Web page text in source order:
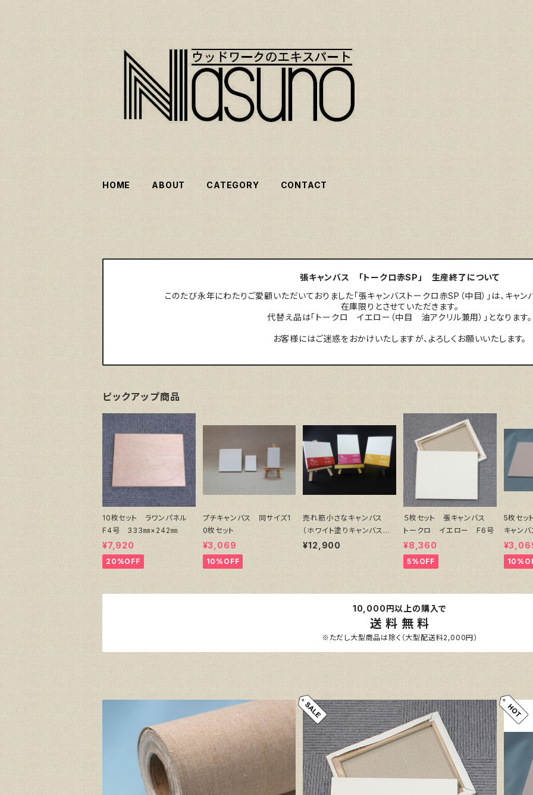
HOME ABOUT CATEGORY CONTACT
張キャンバス 「トークロ赤SP」 生産終了について
このたび永年にわたりご愛顧いただいておりました「張キャンバストークロ赤SP（中目）」は、キャ
在庫限りとさせていただきます。
代替え品は「トークロ イエロー（中目 油アクリル兼用）」となります。
お客様にはご迷惑をおかけいたしますが、よろしくお願いいたします。
ピックアップ商品
10枚セット ラワンパネル
F4号 333㎜×242㎜
¥7,920
20%OFF
プチキャンバス 同サイズ1
0枚セット
¥3,069
10%OFF
売れ筋小さなキャンバス
（ホワイト塗りキャンバス張
り）各10枚３点セット
¥12,900
５枚セット 張キャンバス
トークロ イエロー F6号
¥8,360
5%OFF
5枚セッ
キャン
イズ
10,000円以上の購入で
送 料 無 料
※ただし大型商品は除く（大型配送料2,000円）